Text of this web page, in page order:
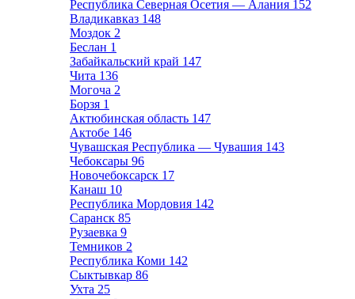
Республика Северная Осетия — Алания 152
Владикавказ 148
Моздок 2
Беслан 1
Забайкальский край 147
Чита 136
Могоча 2
Борзя 1
Актюбинская область 147
Актобе 146
Чувашская Республика — Чувашия 143
Чебоксары 96
Новочебоксарск 17
Канаш 10
Республика Мордовия 142
Саранск 85
Рузаевка 9
Темников 2
Республика Коми 142
Сыктывкар 86
Ухта 25